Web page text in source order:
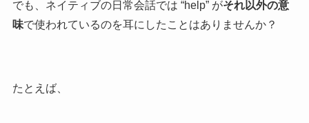
でも、ネイティブの日常会話では “help” がそれ以外の意
味で使われているのを耳にしたことはありませんか？
たとえば、